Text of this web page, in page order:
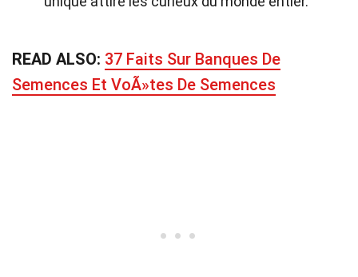
READ ALSO: 37 Faits Sur Banques De
Semences Et VoÃ»tes De Semences